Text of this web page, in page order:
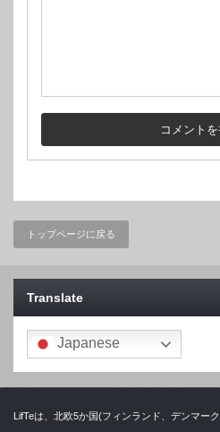
トップページに戻る
Translate
Japanese
LifTeは、北欧5か国(フィンランド、デンマー